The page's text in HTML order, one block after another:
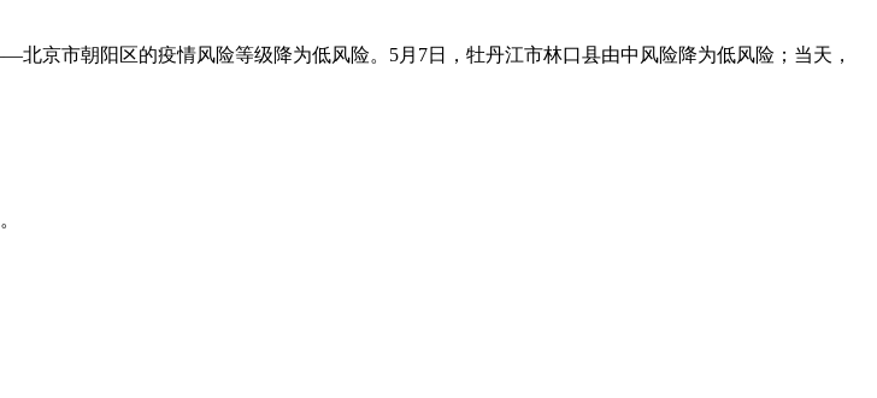
京市朝阳区的疫情风险等级降为低风险。5月7日，牡丹江市林口县由中风险降为低风险；当天，